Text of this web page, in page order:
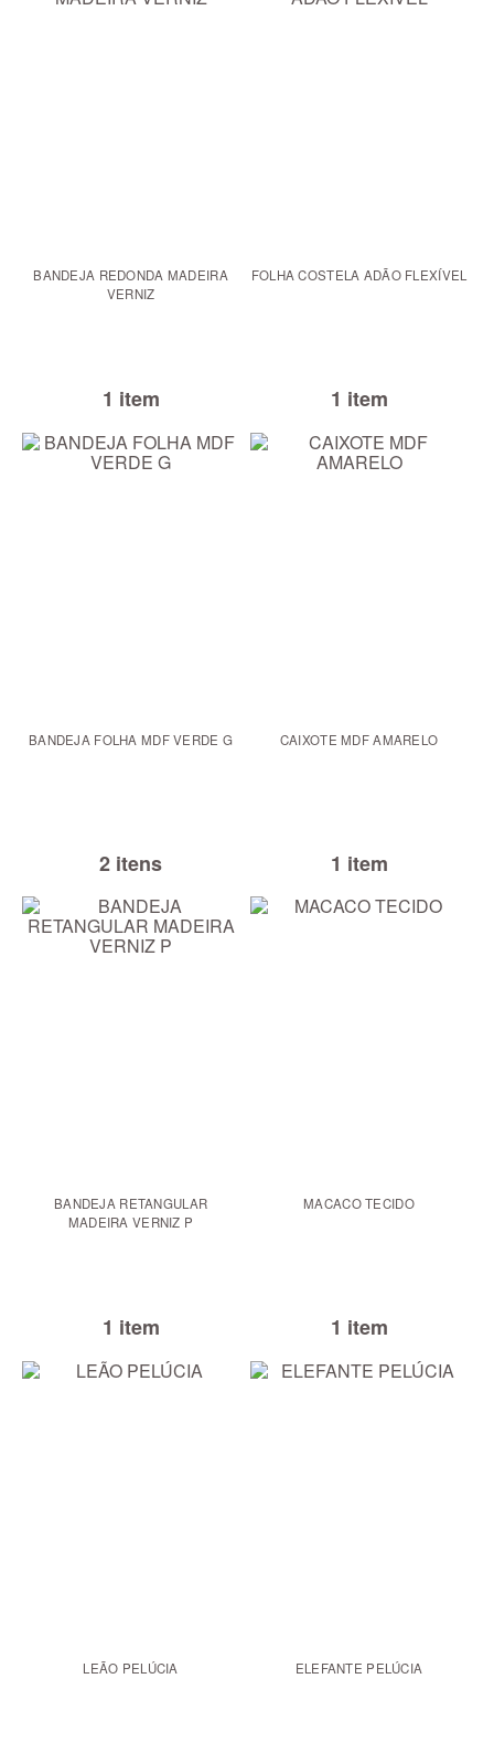
BANDEJA REDONDA MADEIRA
VERNIZ
1 item
FOLHA COSTELA ADÃO FLEXÍVEL
1 item
BANDEJA FOLHA MDF VERDE G
2 itens
CAIXOTE MDF AMARELO
1 item
BANDEJA RETANGULAR
MADEIRA VERNIZ P
1 item
MACACO TECIDO
1 item
LEÃO PELÚCIA ELEFANTE PELÚCIA